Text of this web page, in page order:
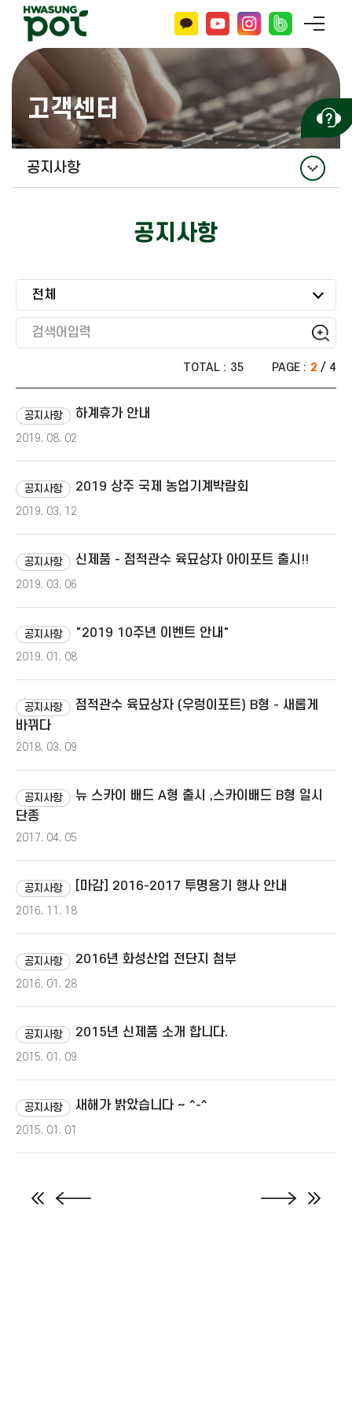
고객센터
공지사항
문의하기
공지사항
전체
TOTAL : 35 PAGE : 2 / 4
공지사항 하계휴가 안내
2019. 08. 02
공지사항 2019 상주 국제 농업기계박람회
2019. 03. 12
공지사항 신제품 - 점적관수 육묘상자 아이포트 출시!!
2019. 03. 06
공지사항 "2019 10주년 이벤트 안내"
2019. 01. 08
공지사항
점적관수 육묘상자 (우렁이포트) B형 - 새롭게
바뀌다
2018. 03. 09
공지사항
뉴 스카이 배드 A형 출시 ,스카이배드 B형 일시
단종
2017. 04. 05
공지사항 [마감] 2016-2017 투명용기 행사 안내
2016. 11. 18
공지사항 2016년 화성산업 전단지 첨부
2016. 01. 28
공지사항 2015년 신제품 소개 합니다.
2015. 01. 09
공지사항 새해가 밝았습니다 ~ ^-^
2015. 01. 01